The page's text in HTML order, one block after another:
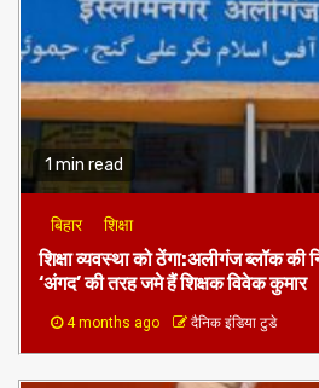
1 min read
बिहार शिक्षा
शिक्षा व्यवस्था को ठेंगा:अलीगंज ब्लॉक की
‘अंगद’ की तरह जमे हैं शिक्षक विवेक कुमार
4 months ago दैनिक इंडिया टुडे